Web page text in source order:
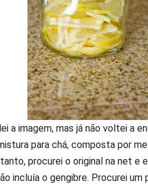
a imagem, mas já não voltei a
para chá, composta por
procurei o original na net e
incluía o gengibre. Procurei